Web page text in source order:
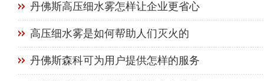
丹佛斯高压细水雾怎样让企业更省心
高压细水雾是如何帮助人们灭火的
丹佛斯森科可为用户提供怎样的服务